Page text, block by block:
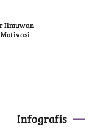
Ilmuwan
Motivasi
Infografis